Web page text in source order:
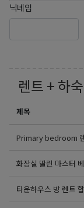
닉네임
렌트 + 하숙
제목
Primary bedroom
화장실 딸린 마스터
타운하우스 방 렌트